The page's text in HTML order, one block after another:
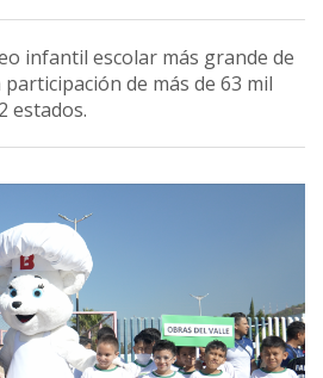
infantil escolar más grande de
de más de 63 mil
estados.